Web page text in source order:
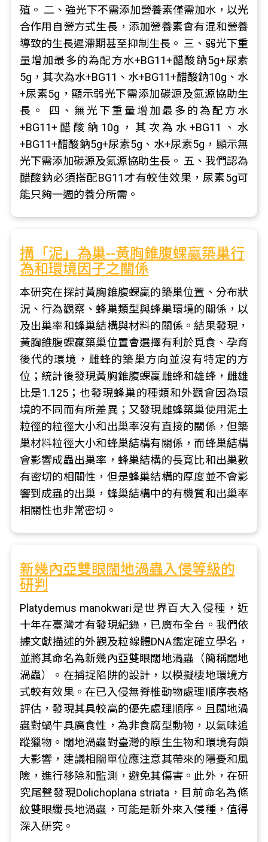
殖。 二、強光下不需添加營養素僅需加水，以光
合作用自營方式生長，添加營養素會有混和營養
導致的生長遲滯期甚至抑制生長。 三、弱光下重
量增加最多的為配方水+BG11+醋酸鈉5g+尿素
5g，其次為水+BG11、水+BG11+醋酸鈉10g、水
+尿素5g，顯示弱光下需添加碳源及氮源協助生
長。 四、無光下重量增加最多的為配方水
+BG11+醋酸鈉10g，其次為水+BG11、水
+BG11+醋酸鈉5g+尿素5g、水+尿素5g，顯示無
光下需添加碳源及氮源協助生長。 五、我們認為
醋酸鈉必須搭配BG11才有較佳效果，尿素5g可
能只夠一週的養分所需。
搆「泥」為巢--黃胸錐腹蜾蠃築巢行
為和環境因子之關係
本研究在探討黃胸錐腹蜾蠃的築巢位置、分布狀
況、行為觀察、蜂巢類型與蜂巢環境的關係，以
及出巢率和蜂巢結構與材料的關係。結果發現，
黃胸錐腹蜾蠃築巢位置會選擇有利於覓食、孕育
後代的環境，雌蜂的築巢方向並沒有特定的方
位；統計後發現黃胸錐腹蜾蠃雌蜂和雄蜂，雌雄
比是1.125；也發現蜂巢的種類和外觀會因為環
境的不同而有所差異；又發現雌蜂築巢使用泥土
粒徑的粒徑大小和出巢率沒有直接的關係，但築
巢材料粒徑大小和蜂巢結構有關係，而蜂巢結構
會影響成蟲出巢率，蜂巢結構的長寬比和出巢數
有密切的相關性，但是蜂巢結構的厚度並不會影
響到成蟲的出巢，蜂巢結構中的有機質和出巢率
相關性也非常密切。
新幾內亞雙眼闊地渦蟲入侵等級的
研判
Platydemus manokwari是世界百大入侵種，近
十年在臺灣才有發現紀錄，已廣布全台。我們依
據文獻描述的外觀及粒線體DNA鑑定確立學名，
並將其命名為新幾內亞雙眼闊地渦蟲（簡稱闊地
渦蟲）。在捕捉陷阱的設計，以模擬棲地環境方
式較有效果。在已入侵無脊椎動物處理順序表格
評估，發現其具較高的優先處理順序。且闊地渦
蟲對蝸牛具廣食性，為非食腐型動物，以氣味追
蹤獵物。闊地渦蟲對臺灣的原生生物和環境有頗
大影響，建議相關單位應注意其帶來的隱憂和風
險，進行移除和監測，避免其傷害。此外，在研
究尾聲發現Dolichoplana striata，目前命名為條
紋雙眼纖長地渦蟲，可能是新外來入侵種，值得
深入研究。